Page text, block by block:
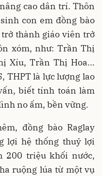
cao dân trí. Thôn
con em đồng bào
thành giáo viên trở
xóm, như: Trần Thị
Xíu, Trần Thị Hoa...
THPT là lực lượng lao
biết tính toán làm
no ấm, bền vững.
đồng bào Raglay
lợi hệ thống thuỷ lợi
200 triệu khối nước,
ruộng lúa từ một vụ